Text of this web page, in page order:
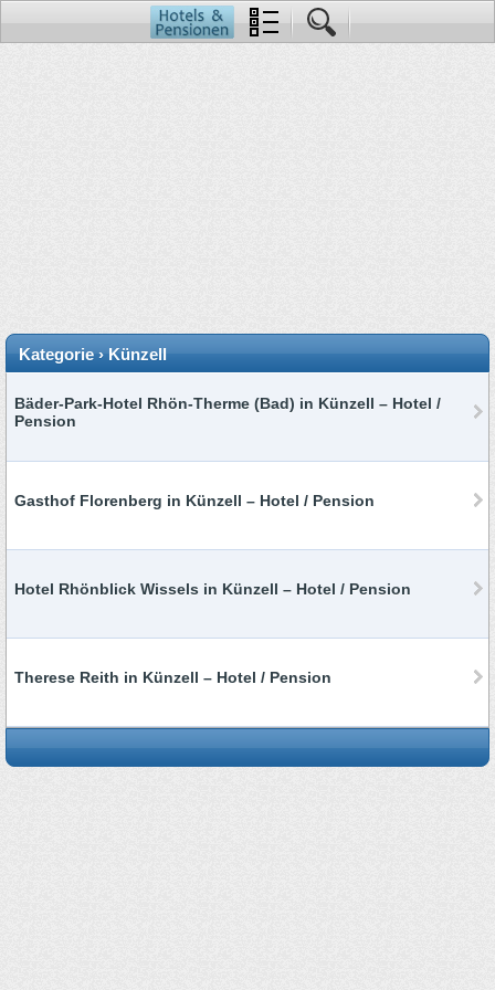
Kategorie › Künzell
Bäder-Park-Hotel Rhön-Therme (Bad) in Künzell – Hotel /
Pension
Gasthof Florenberg in Künzell – Hotel / Pension
Hotel Rhönblick Wissels in Künzell – Hotel / Pension
Therese Reith in Künzell – Hotel / Pension